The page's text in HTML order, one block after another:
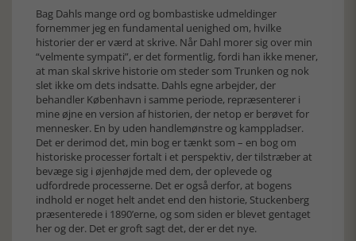
Bag Dahls mange ord og bombastiske udmeldinger
fornemmer jeg en fundamental uenighed om, hvilke
historier der er værd at skrive. Når Dahl morer sig over min
“velmente sympati”, er det formentlig, fordi han ikke mener,
at man skal skrive historie om steder som Trunken og nok
slet ikke om dets indsatte. Dahls egne arbejder, der
behandler København i samme periode, repræsenterer i
mine øjne en version af historien, der netop er berøvet for
mennesker. En by uden handlemønstre og kamppladser.
Det er derimod det, min bog er tænkt som – en bog om
historiske processer fortalt i et perspektiv, der tilstræber at
bevæge sig i øjenhøjde med dem, der oplevede og
udfordrede processerne. Det er også derfor, at bogens
indhold er noget helt andet end den historie, Stuckenberg
præsenterede i 1890’erne, og som siden er blevet gentaget
her og der. Det er groft sagt det, der er det nye.